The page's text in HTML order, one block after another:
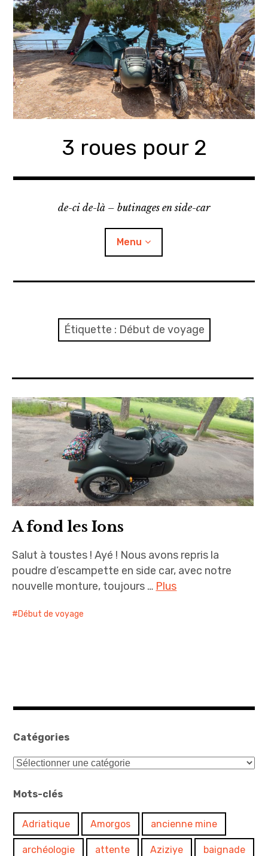
Accéder
contenu
principal
3 roues pour 2
de-ci de-là – butinages en side-car
Menu
Confidentialité
Itinéraire(s)
Side-car(s)
Étiquette : Début de voyage
A fond les Ions
Salut à toustes ! Ayé ! Nous avons repris la
poudre d’escampette en side car, avec notre
nouvelle monture, toujours … Plus
Début de voyage
Catégories
Catégories
Mots-clés
Adriatique Amorgos ancienne mine
archéologie attente Aziziye baignade